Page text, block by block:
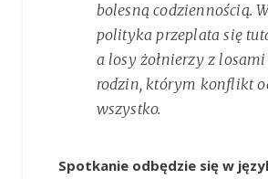
bolesną codziennością.
polityka przeplata się
a losy żołnierzy z
rodzin, którym konflikt
wszystko.
Spotkanie odbędzie się w